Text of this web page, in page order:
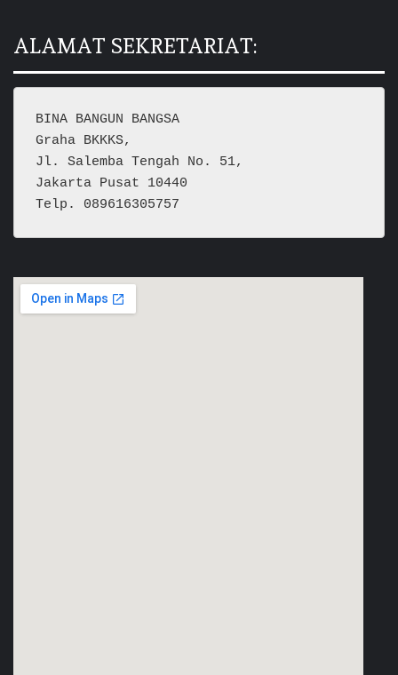
ALAMAT SEKRETARIAT:
BINA BANGUN BANGSA
Graha BKKKS,
Jl. Salemba Tengah No. 51,
Jakarta Pusat 10440
Telp. 089616305757